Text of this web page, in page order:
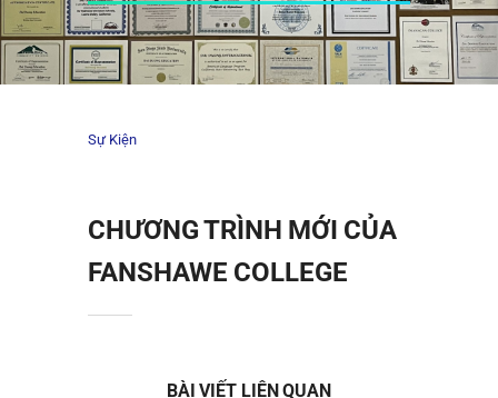
Sự Kiện
CHƯƠNG TRÌNH MỚI CỦA
FANSHAWE COLLEGE
BÀI VIẾT LIÊN QUAN